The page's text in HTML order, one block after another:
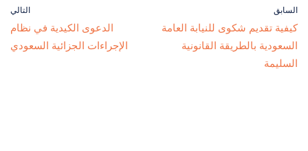
السابق
كيفية تقديم شكوى للنيابة العامة
السعودية بالطريقة القانونية
السليمة
التالي
الدعوى الكيدية في نظام
الإجراءات الجزائية السعودي